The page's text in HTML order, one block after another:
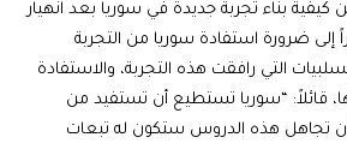
بناء تجربة جديدة في سوريا بعد انهيار
إلى ضرورة استفادة سوريا من التجربة
التي رافقت هذه التجربة، والاستفادة
قائلاً: “سوريا تستطيع أن تستفيد من
لأن تجاهل هذه الدروس ستكون له تبعات